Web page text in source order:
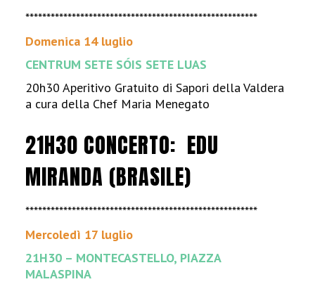
*******************************************************
Domenica 14 luglio
CENTRUM SETE SÓIS SETE LUAS
20h30 Aperitivo Gratuito di Sapori della Valdera
a cura della Chef Maria Menegato
21H30 CONCERTO: EDU
MIRANDA (BRASILE)
*******************************************************
Mercoledì 17 luglio
21H30 – MONTECASTELLO, PIAZZA
MALASPINA